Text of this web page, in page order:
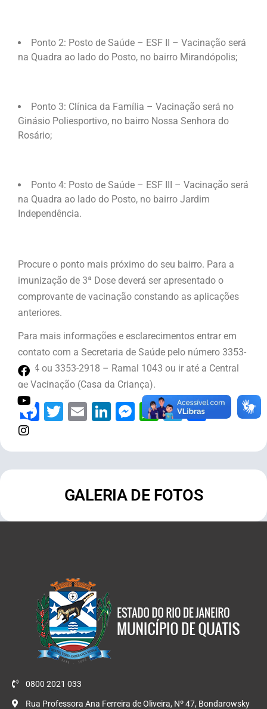
Ponto 2: Posto de Saúde – ESF II – Vacinação será
na Quadra ao lado do Posto, no bairro Mirandópolis;
Ponto 3: Clínica da Família – Vacinação será no
Ginásio Poliesportivo, no bairro Nossa Senhora do
Rosário;
Ponto 4: Posto de Saúde – ESF III – Vacinação será
na Quadra ao lado do Posto, no bairro Jardim
Independência.
Procure o ponto mais próximo do seu bairro. Para a
imunização de 3ª Dose deverá ser apresentado o
comprovante de vacinação constando as aplicações
anteriores.
Para mais informações e esclarecimentos entrar em
contato com a Secretaria de Saúde pelo número 3353-
2624 ou 3353-2918 – Ramal 1043 ou ir até a Central
de Vacinação (Casa da Criança).
Facebook
Twitter
EmailLinkedIn
Messenger
WhatsApp
Telegram
Share
GALERIA DE FOTOS
0800 2021 033
Rua Professora Ana Ferreira de Oliveira, Nº 47, Bondarowsky